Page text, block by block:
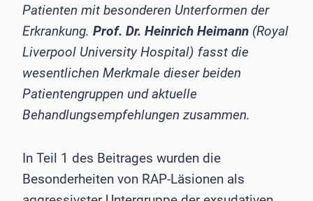
Patienten mit besonderen Unterformen der
Erkrankung. Prof. Dr. Heinrich Heimann (Royal
Liverpool University Hospital) fasst die
wesentlichen Merkmale dieser beiden
Patientengruppen und aktuelle
Behandlungsempfehlungen zusammen.
In Teil 1 des Beitrages wurden die
Besonderheiten von RAP-Läsionen als